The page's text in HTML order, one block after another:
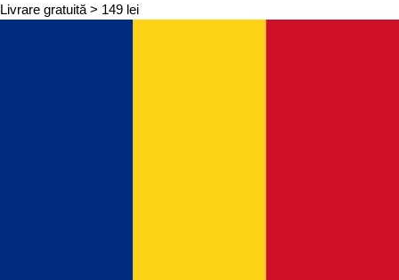
Livrare gratuită > 149 lei